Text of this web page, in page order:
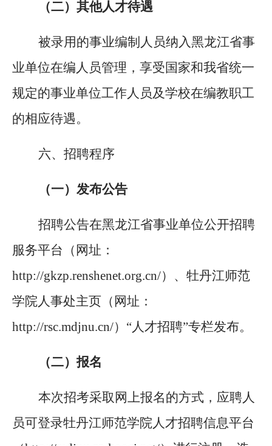
（二）其他人才待遇
被录用的事业编制人员纳入黑龙江省事
业单位在编人员管理，享受国家和我省统一
规定的事业单位工作人员及学校在编教职工
的相应待遇。
六、 招聘程序
（一）发布公告
招聘公告在黑龙江省事业单位公开招聘
服务平台（网址：
http://gkzp.renshenet.org.cn/）、 牡丹江师范
学院人事处主页（网址：
http://rsc.mdjnu.cn/） “人才招聘”专栏发布。
（二）报名
本次招考采取网上报名的方式，应聘人
员可登录牡丹江师范学院人才招聘信息平台